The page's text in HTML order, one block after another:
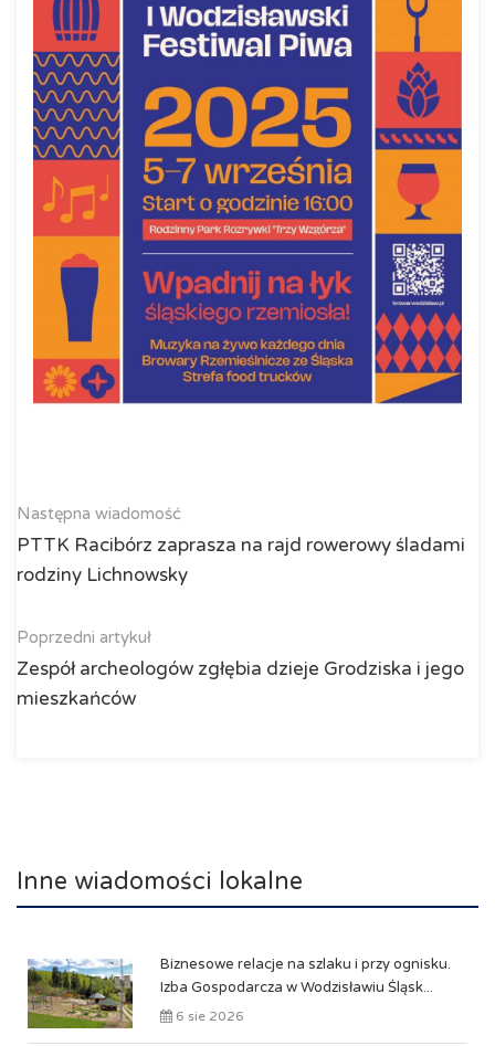
Następna wiadomość
PTTK Racibórz zaprasza na rajd rowerowy śladami
rodziny Lichnowsky
Poprzedni artykuł
Zespół archeologów zgłębia dzieje Grodziska i jego
mieszkańców
Inne wiadomości lokalne
Biznesowe relacje na szlaku i przy ognisku.
Izba Gospodarcza w Wodzisławiu Śląsk...
6 sie 2026